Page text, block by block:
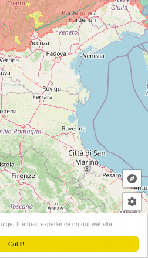
Got it!
get the best experience on our website.